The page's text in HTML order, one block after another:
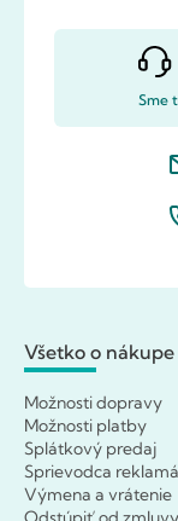
Sme
Všetko o nákupe
Možnosti dopravy
Možnosti platby
Splátkový predaj
Sprievodca
Výmena a vrátenie